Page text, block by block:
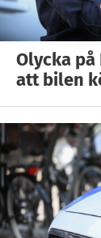
Olycka
att bilen